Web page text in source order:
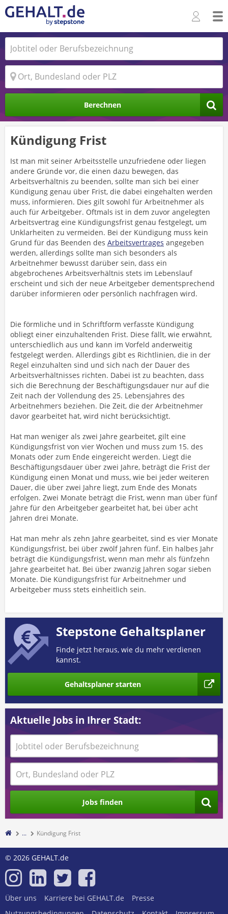
Berechnen
Kündigung Frist
Ist man mit seiner Arbeitsstelle unzufriedene oder liegen
andere Gründe vor, die einen dazu bewegen, das
Arbeitsverhältnis zu beenden, sollte man sich bei einer
Kündigung genau über Frist, die dabei eingehalten werden
muss, informieren. Dies gilt sowohl für Arbeitnehmer als
auch für Arbeitgeber. Oftmals ist in dem zuvor angelegten
Arbeitsvertrag eine Kündigungsfrist genau festgelegt, um
Unklarheiten zu vermeiden. Bei der Kündigung muss kein
Grund für das Beenden des Arbeitsvertrages angegeben
werden, allerdings sollte man sich besonders als
Arbeitnehmer bewusst darüber sein, dass ein
abgebrochenes Arbeitsverhältnis stets im Lebenslauf
erscheint und sich der neue Arbeitgeber dementsprechend
darüber informieren oder persönlich nachfragen wird.
Die förmliche und in Schriftform verfasste Kündigung
obliegt einer einzuhaltenden Frist. Diese fällt, wie erwähnt,
unterschiedlich aus und kann im Vorfeld anderweitig
festgelegt werden. Allerdings gibt es Richtlinien, die in der
Regel einzuhalten sind und sich nach der Dauer des
Arbeitsverhältnisses richten. Dabei ist zu beachten, dass
sich die Berechnung der Beschäftigungsdauer nur auf die
Zeit nach der Vollendung des 25. Lebensjahres des
Arbeitnehmers beziehen. Die Zeit, die der Arbeitnehmer
davor gearbeitet hat, wird nicht berücksichtigt.
Hat man weniger als zwei Jahre gearbeitet, gilt eine
Kündigungsfrist von vier Wochen und muss zum 15. des
Monats oder zum Ende eingereicht werden. Liegt die
Beschäftigungsdauer über zwei Jahre, beträgt die Frist der
Kündigung einen Monat und muss, wie bei jeder weiteren
Dauer, die über zwei Jahre liegt, zum Ende des Monats
erfolgen. Zwei Monate beträgt die Frist, wenn man über fünf
Jahre für den Arbeitgeber gearbeitet hat, bei über acht
Jahren drei Monate.
Hat man mehr als zehn Jahre gearbeitet, sind es vier Monate
Kündigungsfrist, bei über zwölf Jahren fünf. Ein halbes Jahr
beträgt die Kündigungsfrist, wenn man mehr als fünfzehn
Jahre gearbeitet hat. Bei über zwanzig Jahren sogar sieben
Monate. Die Kündigungsfrist für Arbeitnehmer und
Arbeitgeber muss stets einheitlich sein.
Stepstone Gehaltsplaner
Finde jetzt heraus, wie du mehr verdienen
kannst.
Gehaltsplaner starten
Aktuelle Jobs in Ihrer Stadt:
Jobs finden
... Kündigung Frist
© 2026 GEHALT.de
Über uns Karriere bei GEHALT.de
Presse